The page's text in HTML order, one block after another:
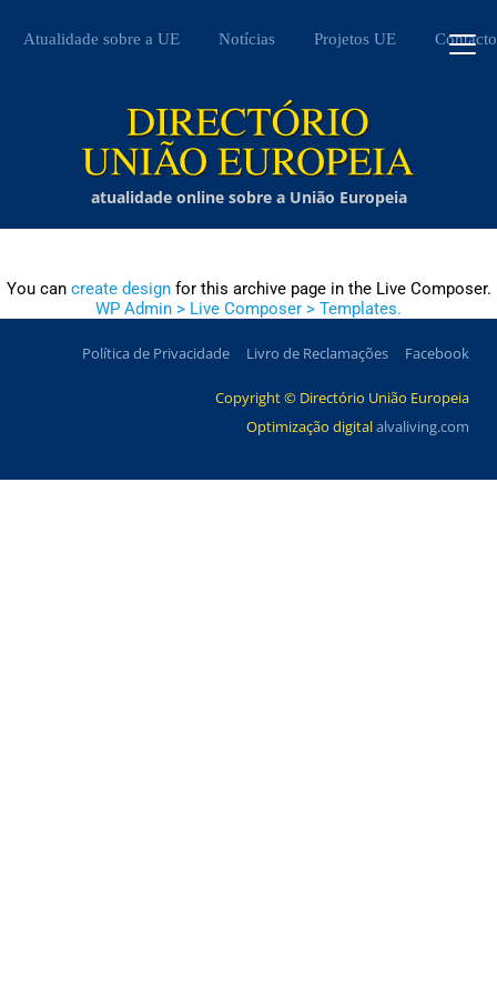
Atualidade sobre a UE Notícias Projetos UE Contacto
atualidade online sobre a União Europeia
You can create designfor this archive page in the Live Composer.
WP Admin > Live Composer > Templates.
Política de Privacidade Livro de Reclamações Facebook
Copyright © Directório União Europeia
Optimização digitalalvaliving.com